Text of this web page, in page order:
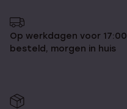
Op werkdagen voor 17:00
besteld, morgen in huis